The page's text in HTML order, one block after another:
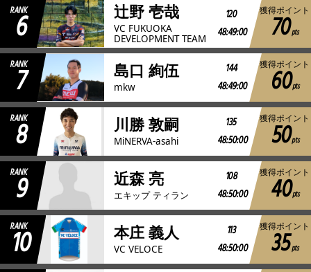
RANK
6 辻野 壱哉
VC FUKUOKA
DEVELOPMENT TEAM
120
48:49:00
獲得ポイント
70 pts
RANK
7 島口 絢伍
mkw
144
48:49:00
獲得ポイント
60pts
RANK
8 川勝 敦嗣
MiNERVA-asahi
135
48:50:00
獲得ポイント
50pts
RANK
9 近森 亮
エキップ ティラン
108
48:50:00
獲得ポイント
40pts
RANK
10 本庄 義人
VC VELOCE
113
48:50:00
獲得ポイント
35 pts